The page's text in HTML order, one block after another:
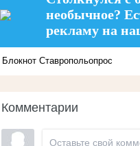
необычное?
рекламу на
Блокнот Ставропольопрос
Комментарии